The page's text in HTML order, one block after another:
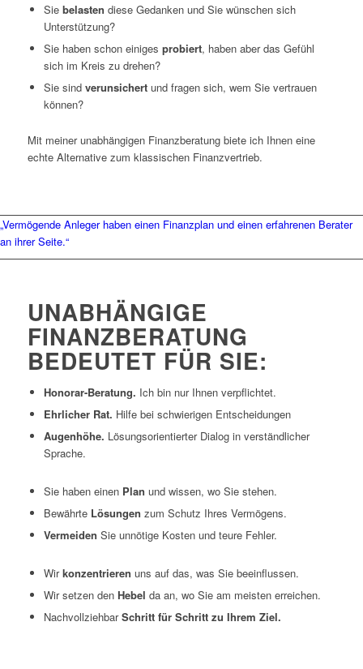
Sie belasten diese Gedanken und Sie wünschen sich
Unterstützung?
Sie haben schon einiges probiert, haben aber das Gefühl
sich im Kreis zu drehen?
Sie sind verunsichert und fragen sich, wem Sie vertrauen
können?
Mit meiner unabhängigen Finanzberatung biete ich Ihnen eine
echte Alternative zum klassischen Finanzvertrieb.
„Vermögende Anleger haben einen Finanzplan und einen erfahrenen Berater
an ihrer Seite.“
UNABHÄNGIGE
FINANZBERATUNG
BEDEUTET FÜR SIE:
Honorar-Beratung. Ich bin nur Ihnen verpflichtet.
Ehrlicher Rat. Hilfe bei schwierigen Entscheidungen
Augenhöhe. Lösungsorientierter Dialog in verständlicher
Sprache.
Sie haben einen Plan und wissen, wo Sie stehen.
Bewährte Lösungen zum Schutz Ihres Vermögens.
Vermeiden Sie unnötige Kosten und teure Fehler.
Wirkonzentrieren uns auf das, was Sie beeinflussen.
Wir setzen denHebel da an, wo Sie am meisten erreichen.
NachvollziehbarSchritt für Schritt zu Ihrem Ziel.